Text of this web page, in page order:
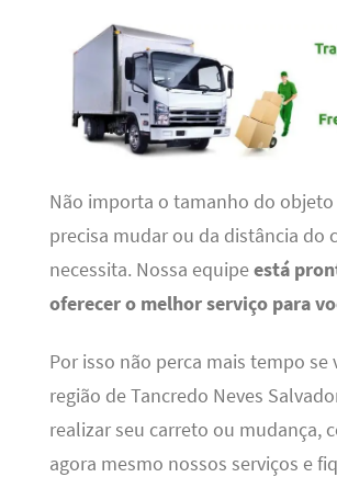
Não importa o tamanho do objeto
precisa mudar ou da distância do
necessita. Nossa equipeestá
oferecer o melhor serviço para
Por isso não perca mais tempo se
região de Tancredo Neves
realizar seu carreto ou mudança,
agora mesmo nossos serviços e